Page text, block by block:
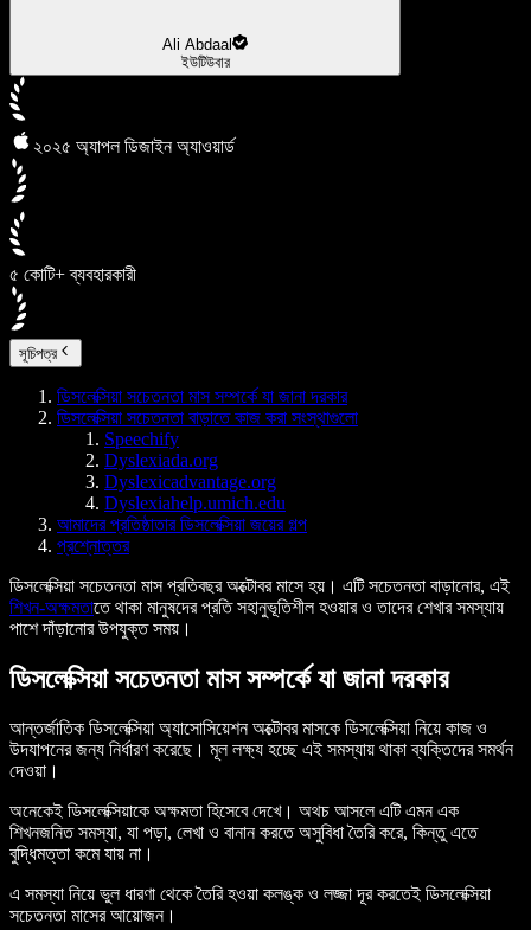
Ali Abdaal
ইউটিউবার
২০২৫ অ্যাপল ডিজাইন অ্যাওয়ার্ড
৫ কোটি+ ব্যবহারকারী
সূচিপত্র
ডিসলেক্সিয়া সচেতনতা মাস সম্পর্কে যা জানা দরকার
ডিসলেক্সিয়া সচেতনতা বাড়াতে কাজ করা সংস্থাগুলো
Speechify
Dyslexiada.org
Dyslexicadvantage.org
Dyslexiahelp.umich.edu
আমাদের প্রতিষ্ঠাতার ডিসলেক্সিয়া জয়ের গল্প
প্রশ্নোত্তর
ডিসলেক্সিয়া সচেতনতা মাস প্রতিবছর অক্টোবর মাসে হয়। এটি সচেতনতা বাড়ানোর, এই
শিখন-অক্ষমতাতে থাকা মানুষদের প্রতি সহানুভূতিশীল হওয়ার ও তাদের শেখার সমস্যায়
পাশে দাঁড়ানোর উপযুক্ত সময়।
ডিসলেক্সিয়া সচেতনতা মাস সম্পর্কে যা জানা দরকার
আন্তর্জাতিক ডিসলেক্সিয়া অ্যাসোসিয়েশন অক্টোবর মাসকে ডিসলেক্সিয়া নিয়ে কাজ ও
উদযাপনের জন্য নির্ধারণ করেছে। মূল লক্ষ্য হচ্ছে এই সমস্যায় থাকা ব্যক্তিদের সমর্থন
দেওয়া।
অনেকেই ডিসলেক্সিয়াকে অক্ষমতা হিসেবে দেখে। অথচ আসলে এটি এমন এক
শিখনজনিত সমস্যা, যা পড়া, লেখা ও বানান করতে অসুবিধা তৈরি করে, কিন্তু এতে
বুদ্ধিমত্তা কমে যায় না।
এ সমস্যা নিয়ে ভুল ধারণা থেকে তৈরি হওয়া কলঙ্ক ও লজ্জা দূর করতেই ডিসলেক্সিয়া
সচেতনতা মাসের আয়োজন।